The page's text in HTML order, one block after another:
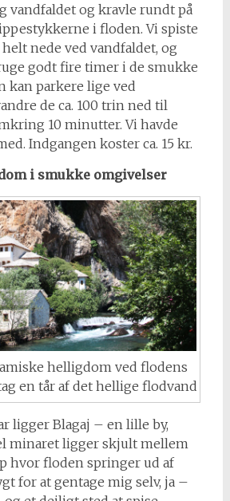
vandfaldet og kravle rundt på
i floden. Vi spiste
nede ved vandfaldet, og
godt fire timer i de smukke
kan parkere lige ved
de ca. 100 trin ned til
10 minutter. Vi havde
Indgangen koster ca. 15 kr.
i smukke omgivelser
helligdom ved flodens
en tår af det hellige flodvand
ligger Blagaj – en lille by,
minaret ligger skjult mellem
hvor floden springer ud af
for at gentage mig selv, ja –